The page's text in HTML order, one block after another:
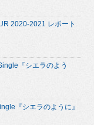
2020-2021 レポート
『シエラのよう
『シエラのように』